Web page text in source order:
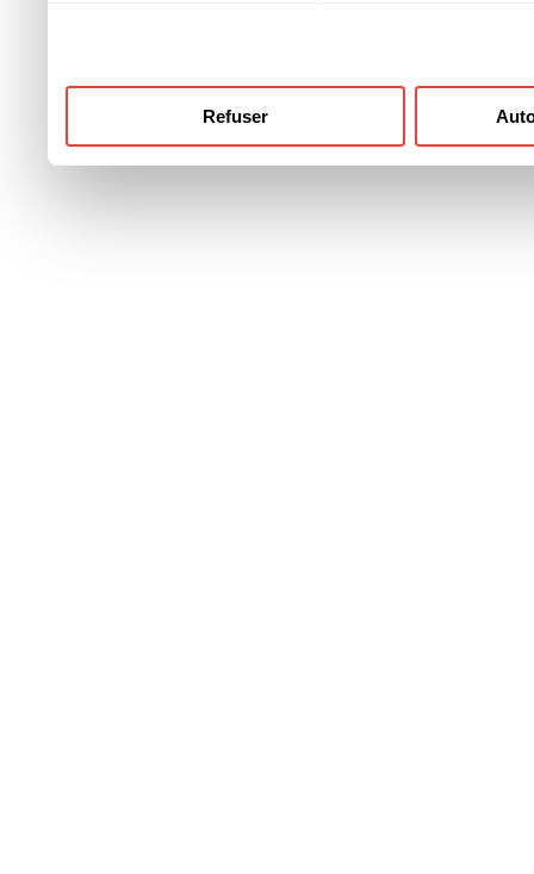
Refuser